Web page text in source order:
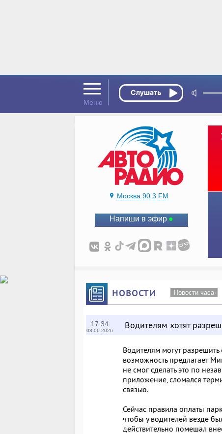
Москва 90.3 FM
Напиши в эфир
НОВОСТИ Новости часа
17:34
08.06.2026 Водителям хотят
Водителям могут разрешить
возможность предлагает
не смог сделать это по
приложение, сломался
связью.
Сейчас правила оплаты
чтобы у водителей везде
действительно помешал